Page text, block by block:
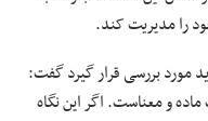
را مدیریت کند.
مورد بررسی قرار گیرد گفت:
و معناست. اگر این نگاه